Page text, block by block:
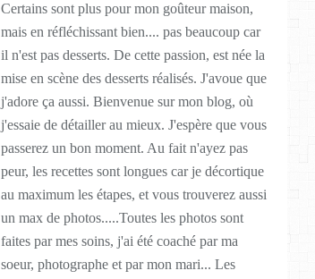
Certains sont plus pour mon goûteur maison,
mais en réfléchissant bien.... pas beaucoup car
il n'est pas desserts. De cette passion, est née la
mise en scène des desserts réalisés. J'avoue que
j'adore ça aussi. Bienvenue sur mon blog, où
j'essaie de détailler au mieux. J'espère que vous
passerez un bon moment. Au fait n'ayez pas
peur, les recettes sont longues car je décortique
au maximum les étapes, et vous trouverez aussi
un max de photos.....Toutes les photos sont
faites par mes soins, j'ai été coaché par ma
soeur, photographe et par mon mari... Les